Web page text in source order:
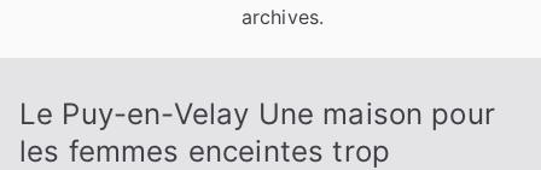
archives.
Le Puy-en-Velay Une maison pour
les femmes enceintes trop